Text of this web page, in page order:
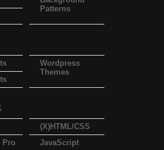
Patterns
Wordpress
Themes
(X)HTML/CSS
JavaScript
Pro